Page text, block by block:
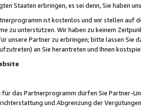
Staaten erbringen, es sei denn, Sie haben
ist kostenlos und wir stellen auf
zu unterstützen. Wir haben zu keinem
unsere Partner zu erbringen; bitte lassen Sie
an Sie herantreten und Ihnen
für das Partnerprogramm dürfen Sie Partner-
und Abgrenzung der